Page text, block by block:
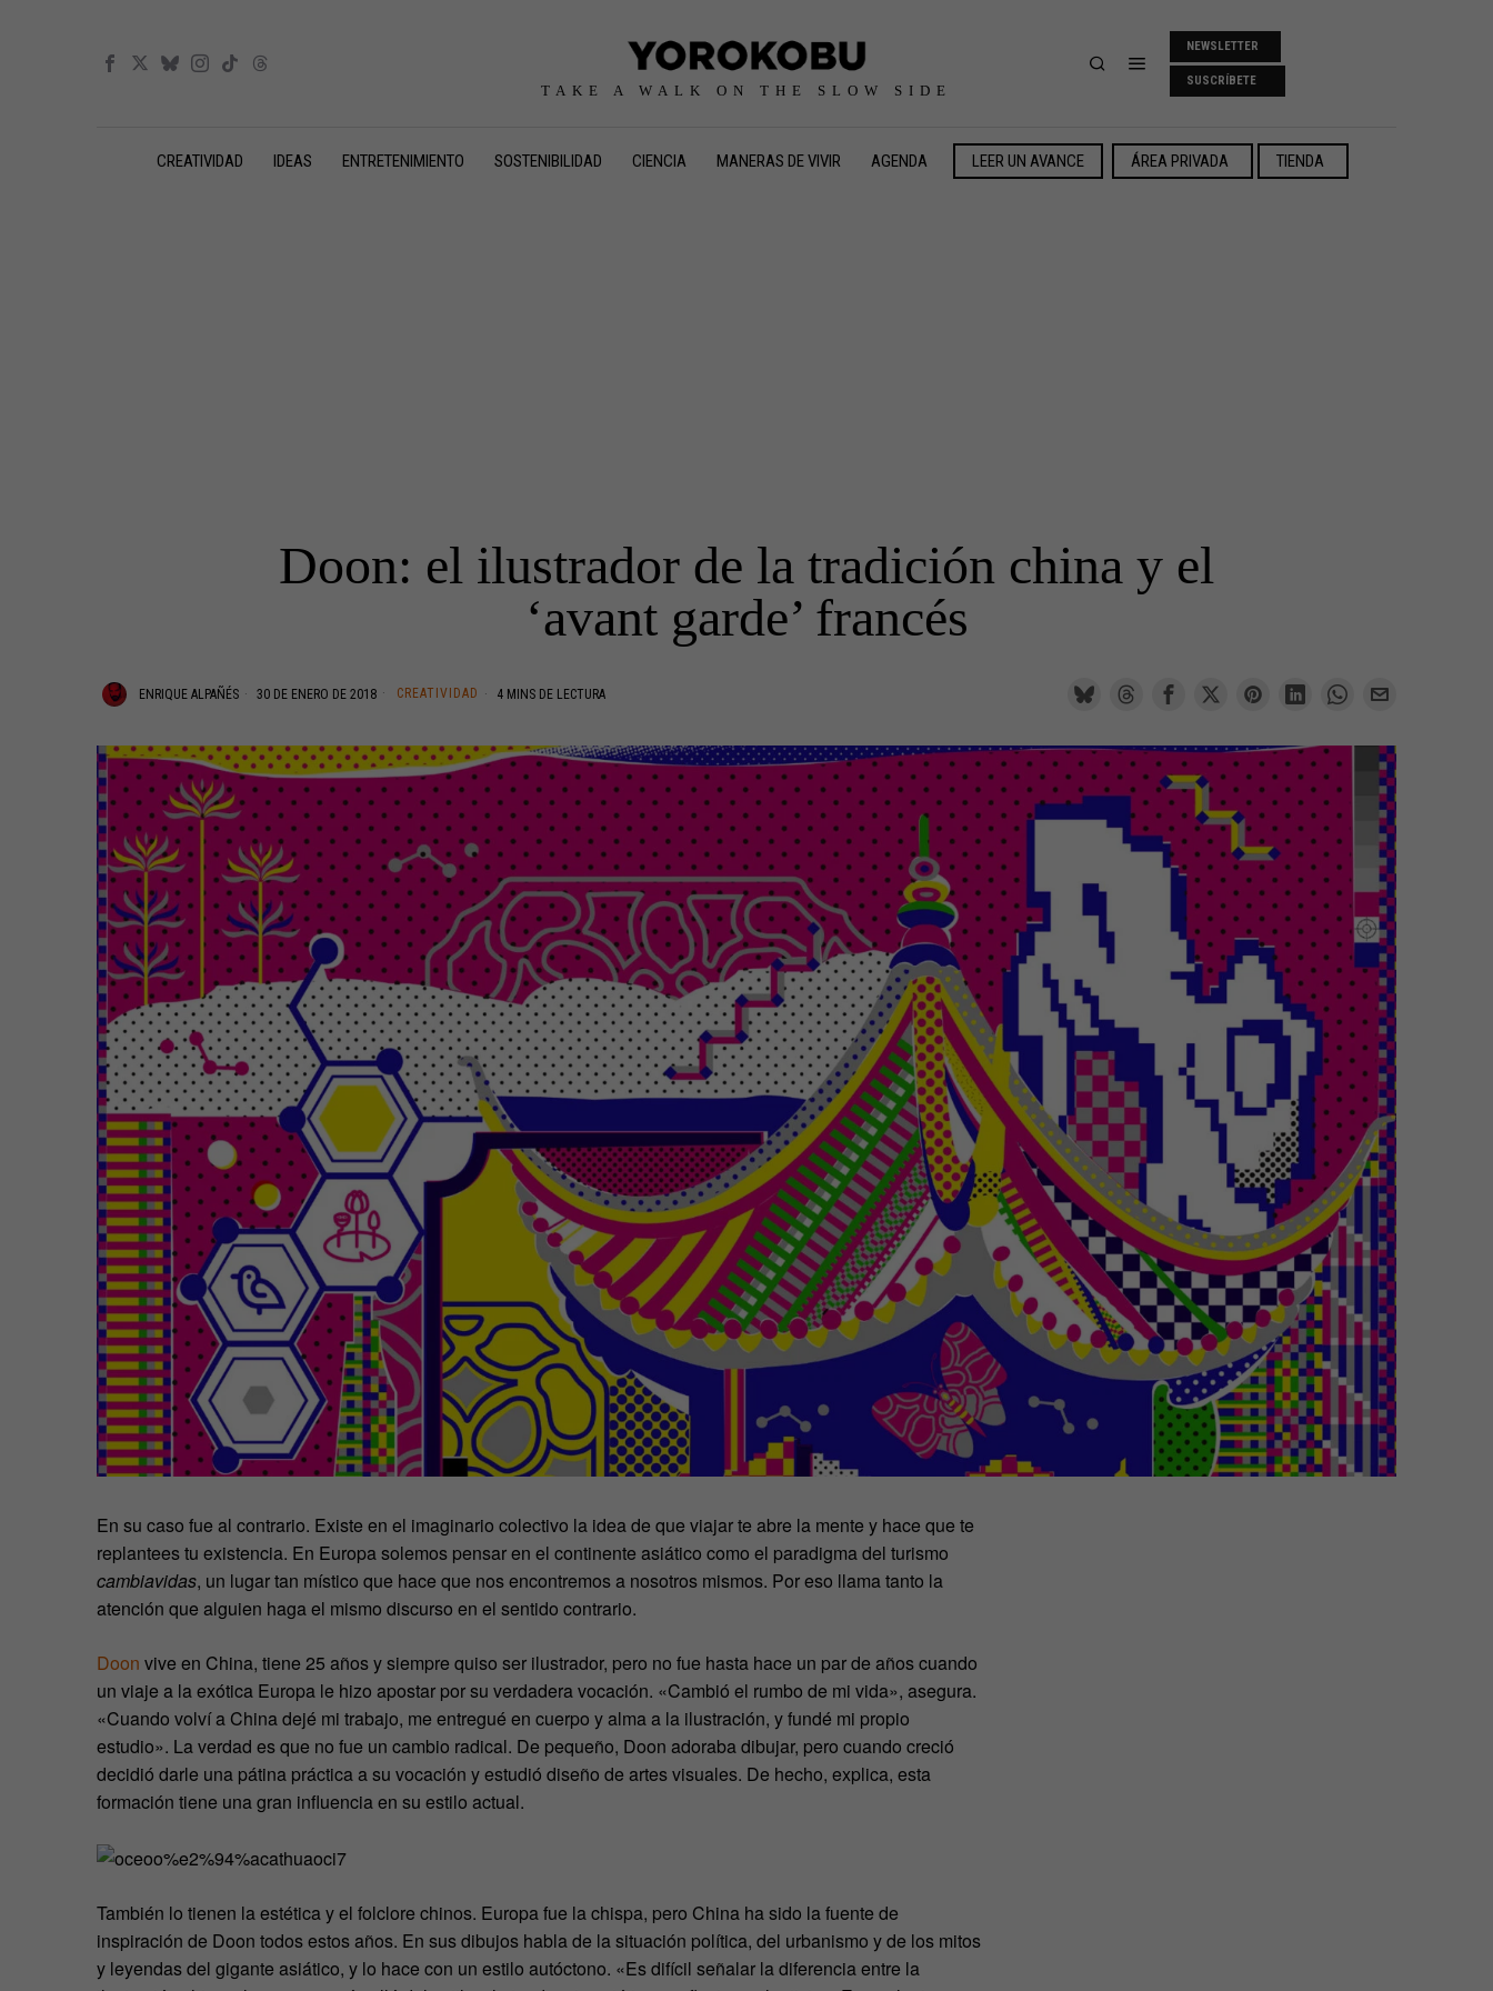
TAKE A WALK ON THE SLOW SIDE
NEWSLETTER
SUSCRÍBETE
CREATIVIDAD IDEAS ENTRETENIMIENTO SOSTENIBILIDAD CIENCIA MANERAS DE VIVIR AGENDA LEER UN AVANCE ÁREA PRIVADA TIENDA
Doon: el ilustrador de la tradición china y el
‘avant garde’ francés
ENRIQUE ALPAÑÉS 30 DE ENERO DE 2018 CREATIVIDAD 4 MINS DE LECTURA
En su caso fue al contrario. Existe en el imaginario colectivo la idea de que viajar te abre la mente y hace que te
replantees tu existencia. En Europa solemos pensar en el continente asiático como el paradigma del turismo
cambiavidas, un lugar tan místico que hace que nos encontremos a nosotros mismos. Por eso llama tanto la
atención que alguien haga el mismo discurso en el sentido contrario.
Doon vive en China, tiene 25 años y siempre quiso ser ilustrador, pero no fue hasta hace un par de años cuando
un viaje a la exótica Europa le hizo apostar por su verdadera vocación. «Cambió el rumbo de mi vida», asegura.
«Cuando volví a China dejé mi trabajo, me entregué en cuerpo y alma a la ilustración, y fundé mi propio
estudio». La verdad es que no fue un cambio radical. De pequeño, Doon adoraba dibujar, pero cuando creció
decidió darle una pátina práctica a su vocación y estudió diseño de artes visuales. De hecho, explica, esta
formación tiene una gran influencia en su estilo actual.
También lo tienen la estética y el folclore chinos. Europa fue la chispa, pero China ha sido la fuente de
inspiración de Doon todos estos años. En sus dibujos habla de la situación política, del urbanismo y de los mitos
y leyendas del gigante asiático, y lo hace con un estilo autóctono. «Es difícil señalar la diferencia entre la